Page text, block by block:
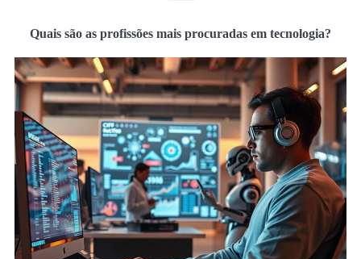
Quais são as profissões mais procuradas em tecnologia?